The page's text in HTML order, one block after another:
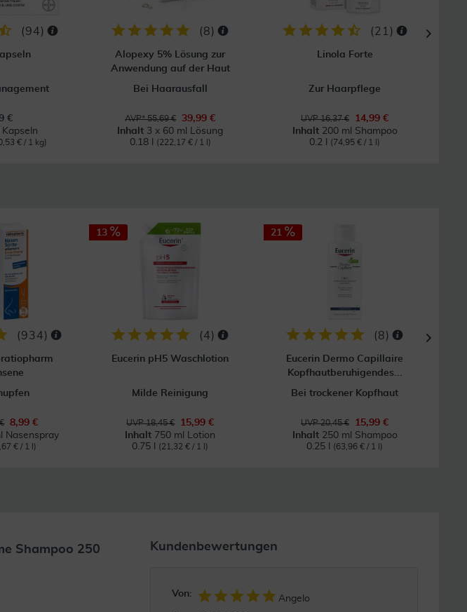
(94)
€
Kapseln
€ / 1 kg)
(8)
Alopexy 5% Lösung zur
Anwendung auf der Haut
Bei Haarausfall
AVP* 55,69 €
39,99 €
Inhalt 3 x 60 ml Lösung
0.18 l
(222,17 € / 1 l)
(21 )
Linola Forte
Zur Haarpflege
UVP 16,37 €
14,99 €
Inhalt 200 ml Shampoo
0.2 l
(74,95 € / 1 l)
(934)
8,99 €
Nasenspray
€ / 1 l)
13
(4)
Eucerin pH5 Waschlotion
Milde Reinigung
UVP 18,45 €
15,99 €
Inhalt 750 ml Lotion
0.75 l
(21,32 € / 1 l)
21
(8)
Eucerin Dermo Capillaire
Kopfhautberuhigendes...
Bei trockener Kopfhaut
UVP 20,45 €
15,99 €
Inhalt 250 ml Shampoo
0.25 l
(63,96 € / 1 l)
Shampoo 250
Kundenbewertungen
Von:
Angelo